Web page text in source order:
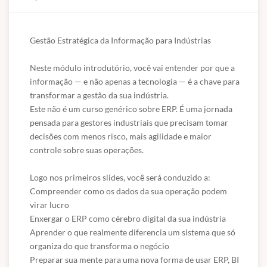
Gestão Estratégica da Informação para Indústrias
Neste módulo introdutório, você vai entender por que a
informação — e não apenas a tecnologia — é a chave para
transformar a gestão da sua indústria.
Este não é um curso genérico sobre ERP. É uma jornada
pensada para gestores industriais que precisam tomar
decisões com menos risco, mais agilidade e maior
controle sobre suas operações.
Logo nos primeiros slides, você será conduzido a:
Compreender como os dados da sua operação podem
virar lucro
Enxergar o ERP como cérebro digital da sua indústria
Aprender o que realmente diferencia um sistema que só
organiza do que transforma o negócio
Preparar sua mente para uma nova forma de usar ERP, BI